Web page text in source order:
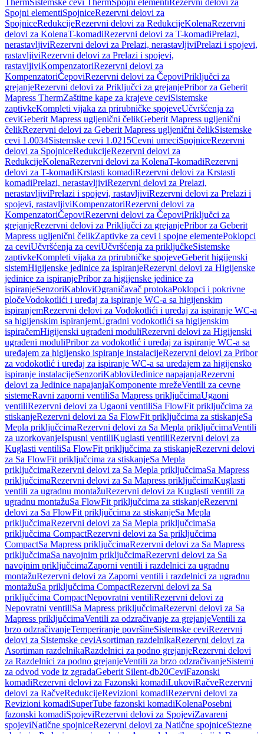
ThermSistemske cevi ThermSpojni elementi Rezervni delovi za
Spojni elementiSpojniceRezervni delovi za
SpojniceRedukcijeRezervni delovi za RedukcijeKolenaRezervni
delovi za KolenaT-komadiRezervni delovi za T-komadiPrelazi,
nerastavljiviRezervni delovi za Prelazi, nerastavljiviPrelazi i spojevi,
rastavljiviRezervni delovi za Prelazi i spojevi,
rastavljiviKompenzatoriRezervni delovi za
KompenzatoriČepoviRezervni delovi za ČepoviPriključci za
grejanjeRezervni delovi za Priključci za grejanjePribor za Geberit
Mapress ThermZaštitne kape za krajeve ceviSistemske
zaptivkeKompleti vijaka za prirubničke spojeveUčvršćenja za
ceviGeberit Mapress ugljenični čelikGeberit Mapress ugljenični
čelikRezervni delovi za Geberit Mapress ugljenični čelikSistemske
cevi 1.0034Sistemske cevi 1.0215Cevni umeciSpojniceRezervni
delovi za SpojniceRedukcijeRezervni delovi za
RedukcijeKolenaRezervni delovi za KolenaT-komadiRezervni
delovi za T-komadiKrstasti komadiRezervni delovi za Krstasti
komadiPrelazi, nerastavljiviRezervni delovi za Prelazi,
nerastavljiviPrelazi i spojevi, rastavljiviRezervni delovi za Prelazi i
spojevi, rastavljiviKompenzatoriRezervni delovi za
KompenzatoriČepoviRezervni delovi za ČepoviPriključci za
grejanjeRezervni delovi za Priključci za grejanjePribor za Geberit
Mapress ugljenični čelikZaptivke za cevi i spojne elementePoklopci
za ceviUčvršćenja za ceviUčvršćenja za priključkeSistemske
zaptivkeKompleti vijaka za prirubničke spojeveGeberit higijenski
sistemHigijenske jedinice za ispiranjeRezervni delovi za Higijenske
jedinice za ispiranjePribor za higijenske jedinice za
ispiranjeSenzoriKabloviOgraničavač protokaPoklopci i pokrivne
pločeVodokotlići i uređaj za ispiranje WC-a sa higijenskim
ispiranjemRezervni delovi za Vodokotlići i uređaj za ispiranje WC-a
sa higijenskim ispiranjemUgradni vodokotlići sa higijenskim
ispiračemHigijenski ugrađeni moduliRezervni delovi za Higijenski
ugrađeni moduliPribor za vodokotlić i uređaj za ispiranje WC-a sa
uređajem za higijensko ispiranje instalacijeRezervni delovi za Pribor
za vodokotlić i uređaj za ispiranje WC-a sa uređajem za higijensko
ispiranje instalacijeSenzoriKabloviJedinice napajanjaRezervni
delovi za Jedinice napajanjaKomponente mrežeVentili za cevne
sistemeRavni zaporni ventiliSa Mapress priključcimaUgaoni
ventiliRezervni delovi za Ugaoni ventiliSa FlowFit priključcima za
stiskanjeRezervni delovi za Sa FlowFit priključcima za stiskanjeSa
Mepla priključcimaRezervni delovi za Sa Mepla priključcimaVentili
za uzorkovanjeIspusni ventiliKuglasti ventiliRezervni delovi za
Kuglasti ventiliSa FlowFit priključcima za stiskanjeRezervni delovi
za Sa FlowFit priključcima za stiskanjeSa Mepla
priključcimaRezervni delovi za Sa Mepla priključcimaSa Mapress
priključcimaRezervni delovi za Sa Mapress priključcimaKuglasti
ventili za ugradnu montažuRezervni delovi za Kuglasti ventili za
ugradnu montažuSa FlowFit priključcima za stiskanjeRezervni
delovi za Sa FlowFit priključcima za stiskanjeSa Mepla
priključcimaRezervni delovi za Sa Mepla priključcimaSa
priključcima CompactRezervni delovi za Sa priključcima
CompactSa Mapress priključcimaRezervni delovi za Sa Mapress
priključcimaSa navojnim priključcimaRezervni delovi za Sa
navojnim priključcimaZaporni ventili i razdelnici za ugradnu
montažuRezervni delovi za Zaporni ventili i razdelnici za ugradnu
montažuSa priključcima CompactRezervni delovi za Sa
priključcima CompactNepovratni ventiliRezervni delovi za
Nepovratni ventiliSa Mapress priključcimaRezervni delovi za Sa
Mapress priključcimaVentili za odzračivanje za grejanjeVentili za
brzo odzračivanjeTemperiranje površineSistemske ceviRezervni
delovi za Sistemske ceviAsortiman razdelnikaRezervni delovi za
Asortiman razdelnikaRazdelnici za podno grejanjeRezervni delovi
za Razdelnici za podno grejanjeVentili za brzo odzračivanjeSistemi
za odvod vode iz zgradaGeberit Silent-db20CeviFazonski
komadiRezervni delovi za Fazonski komadiLukoviRačveRezervni
delovi za RačveRedukcijeRevizioni komadiRezervni delovi za
Revizioni komadiSuperTube fazonski komadiKolenaPosebni
fazonski komadiSpojeviRezervni delovi za SpojeviZavareni
spojeviNatične spojniceRezervni delovi za Natične spojniceStezne